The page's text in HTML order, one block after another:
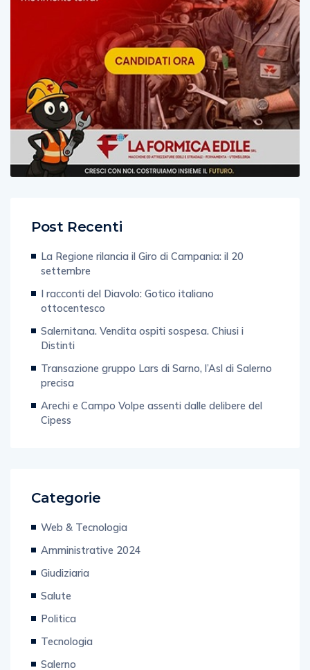
Post Recenti
La Regione rilancia il Giro di Campania: il 20
settembre
I racconti del Diavolo: Gotico italiano
ottocentesco
Salernitana. Vendita ospiti sospesa. Chiusi i
Distinti
Transazione gruppo Lars di Sarno, l’Asl di Salerno
precisa
Arechi e Campo Volpe assenti dalle delibere del
Cipess
Categorie
Web & Tecnologia
Amministrative 2024
Giudiziaria
Salute
Politica
Tecnologia
Salerno